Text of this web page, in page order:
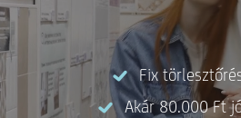
Fix
Akár 80.000 Ft